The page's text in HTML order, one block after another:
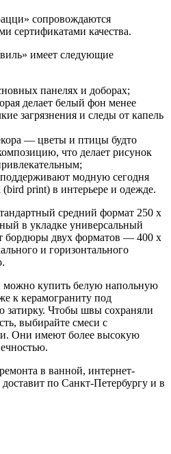
сопровождаются
сертификатами качества.
имеет следующие
панелях и доборах;
делает белый фон менее
загрязнения и следы от капель
— цветы и птицы будто
что делает рисунок
модную сегодня
print) в интерьере и одежде.
средний формат 250 х
в укладке универсальный
бордюры двух форматов — 400 х
и горизонтального
можно купить белую напольную
к керамограниту под
затирку. Чтобы швы сохраняли
выбирайте смеси с
Они имеют более высокую
в ванной, интернет-
по Санкт-Петербургу и в